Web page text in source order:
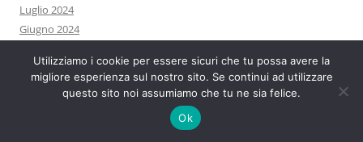
Luglio 2024
Giugno 2024
Aprile 2024
Marzo 2024
Utilizziamo i cookie per essere sicuri che tu possa avere la
migliore esperienza sul nostro sito. Se continui ad utilizzare
questo sito noi assumiamo che tu ne sia felice.
Ok